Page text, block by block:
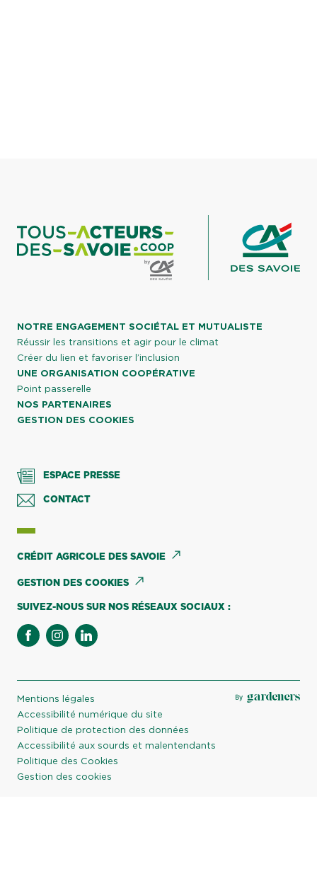
NOTRE ENGAGEMENT SOCIÉTAL ET MUTUALISTE
Réussir les transitions et agir pour le climat
Créer du lien et favoriser l’inclusion
UNE ORGANISATION COOPÉRATIVE
Point passerelle
NOS PARTENAIRES
GESTION DES COOKIES
ESPACE PRESSE
CONTACT
CRÉDIT AGRICOLE DES SAVOIE
GESTION DES COOKIES
SUIVEZ-NOUS SUR NOS RÉSEAUX SOCIAUX :
facebookinstagramlinkedin
Mentions légales
Accessibilité numérique du site
Politique de protection des données
Accessibilité aux sourds et malentendants
Politique des Cookies
Gestion des cookies